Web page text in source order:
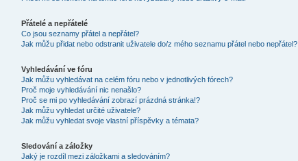
Přátelé a nepřátelé
Co jsou seznamy přátel a nepřátel?
Jak můžu přidat nebo odstranit uživatele do/z mého seznamu přátel nebo nepřátel?
Vyhledávání ve fóru
Jak můžu vyhledávat na celém fóru nebo v jednotlivých fórech?
Proč moje vyhledávání nic nenašlo?
Proč se mi po vyhledávání zobrazí prázdná stránka!?
Jak můžu vyhledat určité uživatele?
Jak můžu vyhledat svoje vlastní příspěvky a témata?
Sledování a záložky
Jaký je rozdíl mezi záložkami a sledováním?